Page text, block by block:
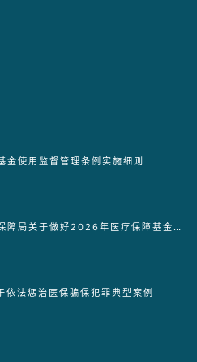
金使用监督管理条例实施细则
国家医疗保障局关于做好2026年医疗保障基金监管工作的通知
依法惩治医保骗保犯罪典型案例